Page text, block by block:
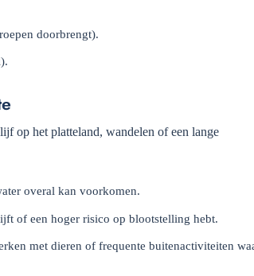
doorbrengt).
op het platteland, wandelen of een lange
overal kan voorkomen.
of een hoger risico op blootstelling hebt.
met dieren of frequente buitenactiviteiten